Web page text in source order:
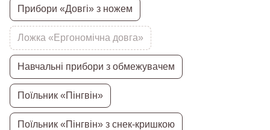
Прибори «Довгі» з ножем
Ложка «Ергономічна довга»
Навчальні прибори з обмежувачем
Поїльник «Пінгвін»
Поїльник «Пінгвін» з снек-кришкою